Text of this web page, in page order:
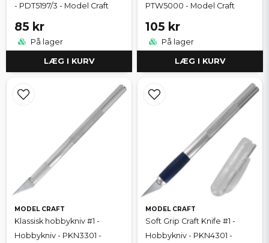
- PDT5197/3 - Model Craft
85 kr
På lager
LÆG I KURV
PTW5000 - Model Craft
105 kr
På lager
LÆG I KURV
MODEL CRAFT
Klassisk hobbykniv #1 -
Hobbykniv - PKN3301 -
MODEL CRAFT
Soft Grip Craft Knife #1 -
Hobbykniv - PKN4301 -